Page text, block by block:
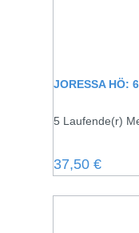
JORESSA HÖ:
5 Laufende(r)
Regulärer
37,50 €